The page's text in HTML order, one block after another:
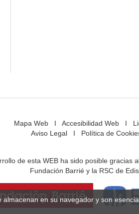
Mapa WebI Accesibilidad WebI
Aviso Legal I Política de
de esta WEB ha sido posible gracias
Fundación Barrié y la RSC de
en su navegador y son